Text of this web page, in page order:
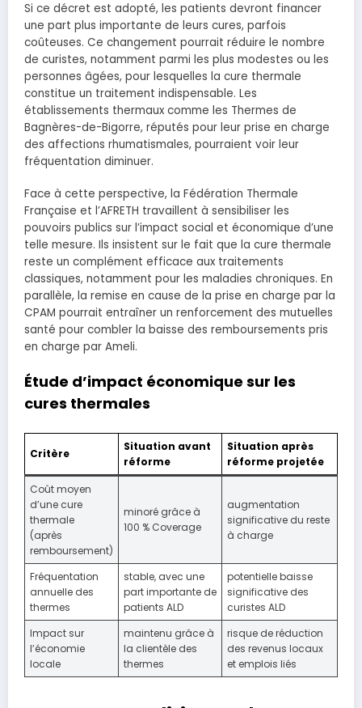
Si ce décret est adopté, les patients devront financer
une part plus importante de leurs cures, parfois
coûteuses. Ce changement pourrait réduire le nombre
de curistes, notamment parmi les plus modestes ou les
personnes âgées, pour lesquelles la cure thermale
constitue un traitement indispensable. Les
établissements thermaux comme les Thermes de
Bagnères-de-Bigorre, réputés pour leur prise en charge
des affections rhumatismales, pourraient voir leur
fréquentation diminuer.
Face à cette perspective, la Fédération Thermale
Française et l’AFRETH travaillent à sensibiliser les
pouvoirs publics sur l’impact social et économique d’une
telle mesure. Ils insistent sur le fait que la cure thermale
reste un complément efficace aux traitements
classiques, notamment pour les maladies chroniques. En
parallèle, la remise en cause de la prise en charge par la
CPAM pourrait entraîner un renforcement des mutuelles
santé pour combler la baisse des remboursements pris
en charge par Ameli.
Étude d’impact économique sur les
cures thermales
Critère
Situation avant
réforme
Situation après
réforme projetée
Coût moyen
d’une cure
thermale
(après
remboursement)
minoré grâce à
100 % Coverage
augmentation
significative du reste
à charge
Fréquentation
annuelle des
thermes
stable, avec une
part importante de
patients ALD
potentielle baisse
significative des
curistes ALD
Impact sur
l’économie
locale
maintenu grâce à
la clientèle des
thermes
risque de réduction
des revenus locaux
et emplois liés